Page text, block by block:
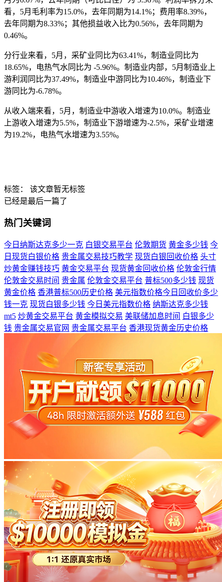
看，5月毛利率为15.0%，去年同期为14.1%；费用率8.39%，
去年同期为8.33%；其他损益收入比为0.56%，去年同期为
0.46%。
分行业来看，5月，采矿业同比为63.41%，制造业同比为
18.65%，电热气水同比为 -5.96%。制造业内部，5月制造业上
游利润同比为37.49%，制造业中游同比为10.46%，制造业下
游同比为-6.78%。
从收入端来看，5月，制造业中游收入增速为10.0%。制造业
上游收入增速为5.5%，制造业下游增速为-2.5%，采矿业增速
为19.2%，电热气水增速为3.55%。
标签：
该文章暂无标签
已经是最后一篇了
热门关键词
今日纳斯达克多少一克 白银交易平台 伦敦期货 黄金多少钱 今
日现货白银价格 贵金属交易技巧教学 现货白银回收价格 头寸
炒黄金赚钱技巧 黄金交易平台 现货黄金回收价格 伦敦金行情
伦敦金交易时间 贵金属 伦敦金交易平台 普标500多少钱 现货
黄金价格 香港普标500历史价格 美元指数价格今日回收价多少
钱一克 现货白银多少钱 今日美元指数价格 纳斯达克多少钱
mt5 炒黄金交易平台 黄金模拟交易 美联储加息时间 白银多少
钱 贵金属交易官网 贵金属交易平台 香港现货黄金历史价格